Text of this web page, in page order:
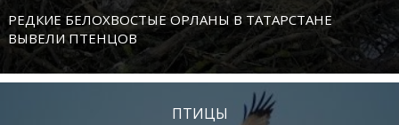
РЕДКИЕ БЕЛОХВОСТЫЕ ОРЛАНЫ В ТАТАРСТАНЕ
ВЫВЕЛИ ПТЕНЦОВ
ПТИЦЫ